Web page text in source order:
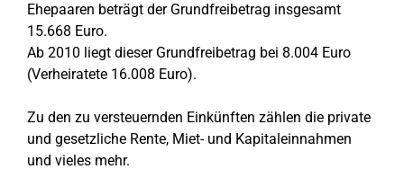
Ehepaaren beträgt der Grundfreibetrag insgesamt
15.668 Euro.
Ab 2010 liegt dieser Grundfreibetrag bei 8.004 Euro
(Verheiratete 16.008 Euro).
Zu den zu versteuernden Einkünften zählen die private
und gesetzliche Rente, Miet- und Kapitaleinnahmen
und vieles mehr.